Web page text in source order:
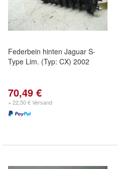
Federbein hinten Jaguar S-
Type Lim. (Typ: CX) 2002
70,49 €
+ 22,50 € Versand